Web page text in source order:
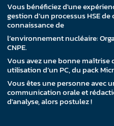
Vous bénéficiez d'une
gestion d’un processus HSE
connaissance de
l’environnement nucléaire:
CNPE.
Vous avez une bonne
utilisation d’un PC, du pack
Vous êtes une personne avec
communication orale et
d'analyse, alors postulez !